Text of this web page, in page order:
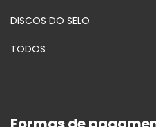
DISCOS DO SELO
TODOS